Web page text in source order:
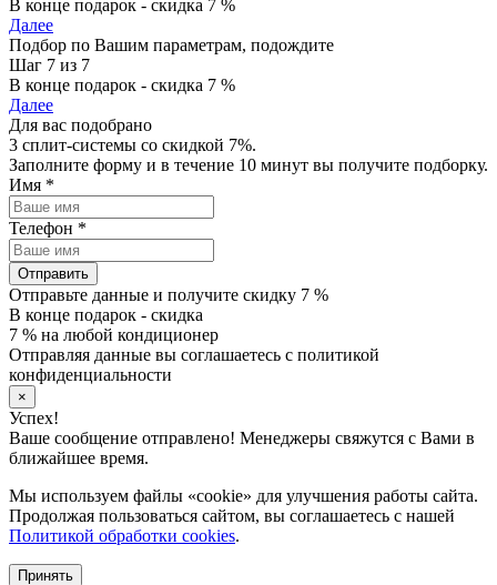
В конце подарок - скидка 7 %
Далее
Подбор по Вашим параметрам, подождите
Шаг 7 из 7
В конце подарок - скидка 7 %
Далее
Для вас подобрано
3 сплит-системы со скидкой 7%.
Заполните форму и в течение 10 минут вы получите подборку.
Имя *
Телефон *
Отправить
Отправьте данные и получите скидку 7 %
В конце подарок - скидка
7 % на любой кондиционер
Отправляя данные вы соглашаетесь с политикой
конфиденциальности
×
Успех!
Ваше сообщение отправлено! Менеджеры свяжутся с Вами в
ближайшее время.
Мы используем файлы «cookie» для улучшения работы сайта.
Продолжая пользоваться сайтом, вы соглашаетесь с нашей
Политикой обработки cookies.
Принять